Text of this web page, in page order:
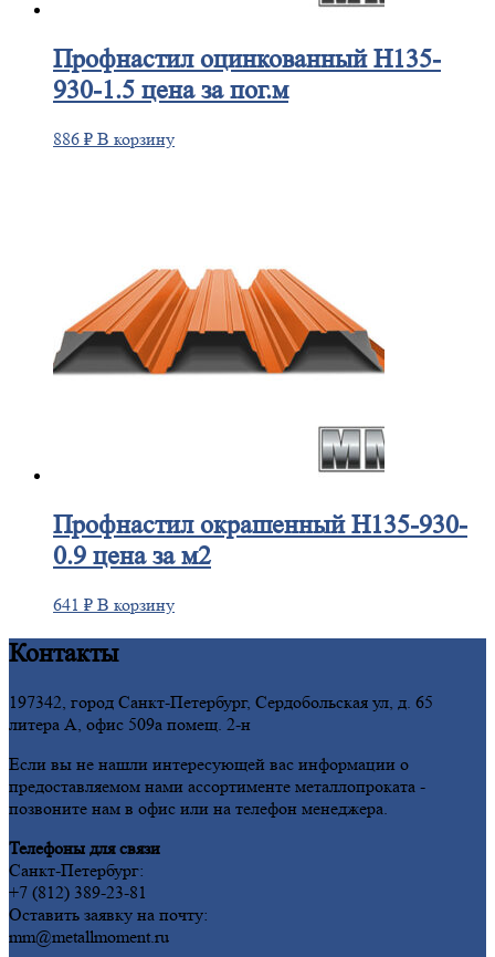
Профнастилоцинкованный Н135-
930-1.5 цена за пог.м
886 ₽ В корзину
Профнастилокрашенный Н135-930-
0.9 цена за м2
641 ₽ В корзину
Контакты
197342, город Санкт-Петербург, Сердобольская ул, д. 65
литера А, офис 509а помещ. 2-н
Если вы не нашли интересующей вас информации о
предоставляемом нами ассортименте металлопроката -
позвоните нам в офис или на телефон менеджера.
Телефоны для связи
Санкт-Петербург:
+7 (812) 389-23-81
Оставить заявку на почту:
mm@metallmoment.ru